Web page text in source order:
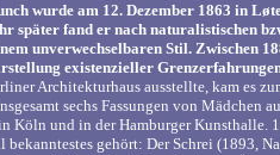
wurde am 12. Dezember 1863 in
später fand er nach naturalistischen
unverwechselbaren Stil. Zwischen
existenzieller
Architekturhaus ausstellte, kam es
sechs Fassungen von Mädchen
Köln und in der Hamburger Kunsthalle.
bekanntestes gehört: Der Schrei (1893,